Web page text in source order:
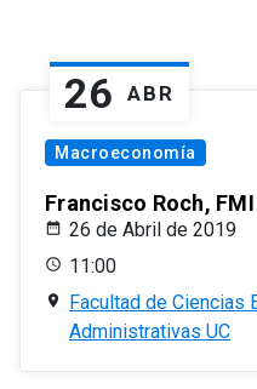
26 ABR
Macroeconomía
Francisco Roch, FMI
26 de Abril de 2019
11:00
Facultad de Ciencias
Administrativas UC